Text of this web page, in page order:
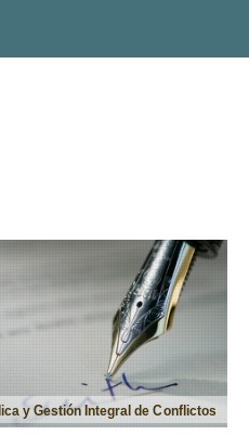
y Gestión Integral de Conflictos